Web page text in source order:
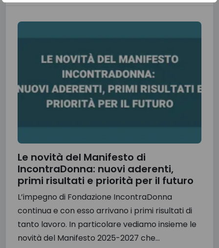
Le novità del Manifesto di
IncontraDonna: nuovi aderenti,
primi risultati e priorità per il futuro
L’impegno di Fondazione IncontraDonna
continua e con esso arrivano i primi risultati di
tanto lavoro. In particolare vediamo insieme le
novità del Manifesto 2025-2027 che...